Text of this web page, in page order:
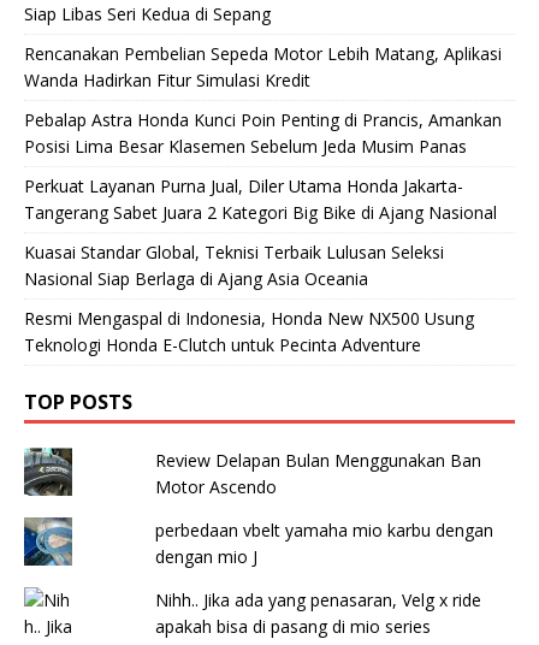
Siap Libas Seri Kedua di Sepang
Rencanakan Pembelian Sepeda Motor Lebih Matang, Aplikasi
Wanda Hadirkan Fitur Simulasi Kredit
Pebalap Astra Honda Kunci Poin Penting di Prancis, Amankan
Posisi Lima Besar Klasemen Sebelum Jeda Musim Panas
Perkuat Layanan Purna Jual, Diler Utama Honda Jakarta-
Tangerang Sabet Juara 2 Kategori Big Bike di Ajang Nasional
Kuasai Standar Global, Teknisi Terbaik Lulusan Seleksi
Nasional Siap Berlaga di Ajang Asia Oceania
Resmi Mengaspal di Indonesia, Honda New NX500 Usung
Teknologi Honda E-Clutch untuk Pecinta Adventure
TOP POSTS
Review Delapan Bulan Menggunakan Ban
Motor Ascendo
perbedaan vbelt yamaha mio karbu dengan
dengan mio J
Nihh.. Jika ada yang penasaran, Velg x ride
apakah bisa di pasang di mio series